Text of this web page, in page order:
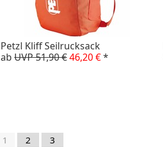
Petzl Kliff Seilrucksack
ab UVP 51,90 €46,20 €*
1 2 3